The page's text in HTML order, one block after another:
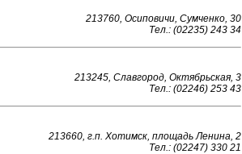
213760, Осиповичи, Сумченко, 30
Тел.: (02235) 243 34
213245, Славгород, Октябрьская, 3
Тел.: (02246) 253 43
213660, г.п. Хотимск, площадь Ленина, 2
Тел.: (02247) 330 21